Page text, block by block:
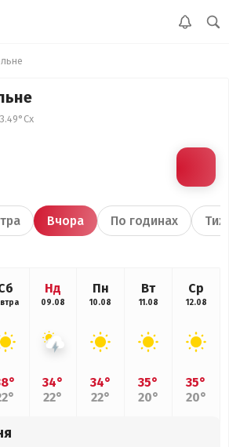
Вчора По годинах
Нд
09.08
34°
22°
Пн
10.08
34°
22°
Вт
11.08
35°
20°
Ср
12.08
35°
20°